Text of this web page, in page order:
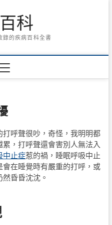
科
錄的疾病百科全書
呼聲很吵，奇怪，我明明都
，打呼聲還會害別人無法入
中止症惹的禍，睡眠呼吸中止
在睡覺時有嚴重的打呼，或
昏昏沈沈。